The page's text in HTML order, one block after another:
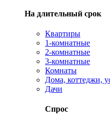
На длительный срок
Квартиры
1-комнатные
2-комнатные
3-комнатные
Комнаты
Дома, коттеджи,
Дачи
Спрос